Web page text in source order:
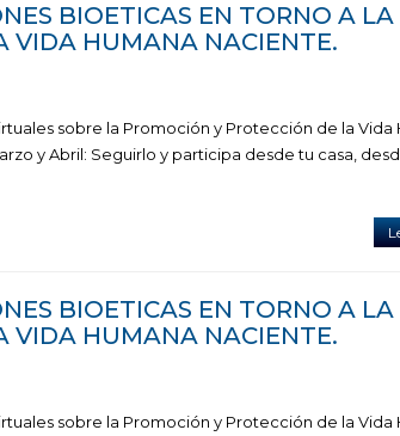
BIOETICAS EN TORNO A LA
VIDA HUMANA NACIENTE.
sobre la Promoción y Protección de la Vida
y Abril: Seguirlo y participa desde tu casa,
BIOETICAS EN TORNO A LA
VIDA HUMANA NACIENTE.
sobre la Promoción y Protección de la Vida